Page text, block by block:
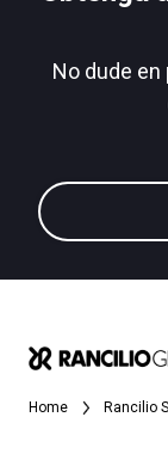
No dude
Home Rancilio
Política de